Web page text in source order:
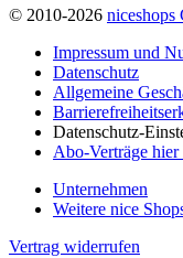
© 2010-2026 niceshops
Impressum und
Datenschutz
Allgemeine
Datenschutz-
Abo-Verträge hier
Unternehmen
Weitere nice
Vertrag widerrufen